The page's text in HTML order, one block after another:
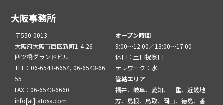
大阪事務所
〒550-0013
大阪府大阪市西区新町1-4-26
四ツ橋グランドビル
TEL：06-6543-6654, 06-6543-66
55
FAX：06-6543-6660
info[at]tatosa.com
オープン時間
9:00～12:00／13:00～17:00
休日：土日祝祭日
テレワーク：水
管轄エリア
福井、岐阜、愛知、三重、近畿地
方、島根、鳥取、岡山、徳島、香